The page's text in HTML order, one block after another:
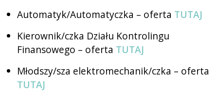
Automatyk/Automatyczka – oferta TUTAJ
Kierownik/czka Działu Kontrolingu
Finansowego – oferta TUTAJ
Młodszy/sza elektromechanik/czka – oferta
TUTAJ